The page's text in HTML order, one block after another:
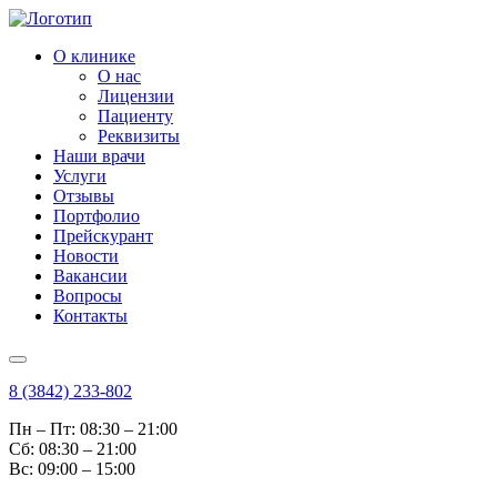
О клинике
О нас
Лицензии
Пациенту
Реквизиты
Наши врачи
Услуги
Отзывы
Портфолио
Прейскурант
Новости
Вакансии
Вопросы
Контакты
8 (3842) 233-802
Пн – Пт: 08:30 – 21:00
Cб: 08:30 – 21:00
Вс: 09:00 – 15:00